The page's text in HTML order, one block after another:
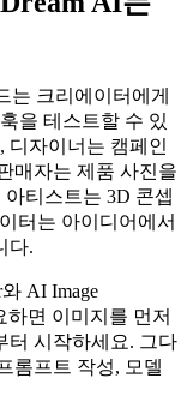
는 크리에이터에게
을 테스트할 수 있
디자이너는 캠페인
매자는 제품 사진을
티스트는 3D 콘셉
터는 아이디어에서
다.
AI Image
하면 이미지를 먼저
터 시작하세요. 그다
롬프트 작성, 모델